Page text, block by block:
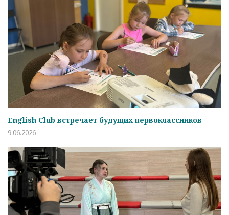
English Club встречает будущих первоклассников
9.06.2026